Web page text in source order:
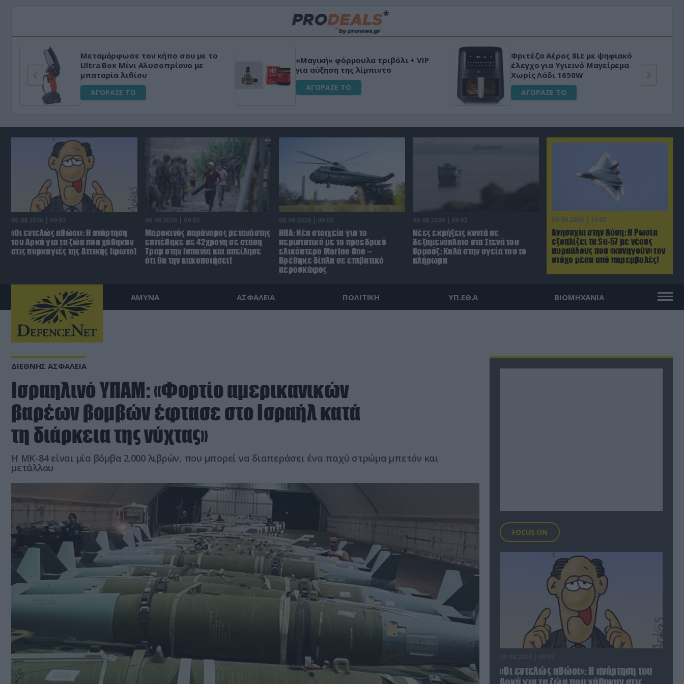
Μεταμόρφωσε τον κήπο σου με το
Ultra Box Μίνι Αλυσοπρίονο με
μπαταρία λιθίου
ΑΓΟΡΑΣΕ ΤΟ
«Μαγική» φόρμουλα τριβόλι + VIP
για αύξηση της λίμπιντο
ΑΓΟΡΑΣΕ ΤΟ
Φριτέζα Αέρος 8Lt με ψηφιακό
έλεγχο για Υγιεινό Μαγείρεμα
Χωρίς Λάδι 1650W
ΑΓΟΡΑΣΕ ΤΟ
06.08.2026 | 10:02
Ανησυχία στην Δύση: H Ρωσία
εξοπλίζει τα Su-57 με νέους
πυραύλους που «κυνηγούν» τον
στόχο μέσα από παρεμβολές!
06.08.2026 | 09:03
«Οι εντελώς αθώοι»: Η ανάρτηση
του Αρκά για τα ζώα που χάθηκαν
στις πυρκαγιές της Αττικής (φωτο)
06.08.2026 | 09:03
Μαροκινός παράνομος μετανάστης
επιτέθηκε σε 42χρονη σε στάση
Τραμ στην Ισπανία και απείλησε
ότι θα την κακοποιήσει!
06.08.2026 | 09:02
ΗΠΑ: Nέα στοιχεία για το
περιστατικό με το προεδρικό
ελικόπτερο Marine One –
Βρέθηκε δίπλα σε επιβατικό
αεροσκάφος
06.08.2026 | 09:02
Νέες εκρήξεις κοντά σε
δεξαμενόπλοιο στα Στενά του
Ορμούζ: Καλά στην υγεία του το
πλήρωμα
ΑΜΥΝΑ ΑΣΦΑΛΕΙΑ ΠΟΛΙΤΙΚΗ ΥΠ.ΕΘ.Α ΒΙΟΜΗΧΑΝΙΑ
ΔΙΕΘΝΗΣ ΑΣΦΑΛΕΙΑ
Ισραηλινό ΥΠΑΜ: «Φορτίο αμερικανικών
βαρέων βομβών έφτασε στο Ισραήλ κατά
τη διάρκεια της νύχτας»
Η MK-84 είναι μία βόμβα 2.000 λιβρών, που μπορεί να διαπεράσει ένα παχύ στρώμα μπετόν και
μετάλλου
FOCUS ON
«Οι εντελώς αθώοι»: Η ανάρτηση του